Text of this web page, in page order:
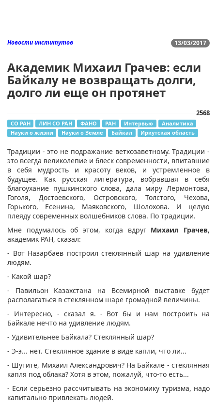
13/03/2017
Новости институтов
Академик Михаил Грачев: если
Байкалу не возвращать долги,
долго ли еще он протянет
2568
СО РАН ЛИН СО РАН ФАНО РАН Интервью
Аналитика
Науки о жизни
Науки о Земле Байкал Иркутская область
Традиции - это не подражание ветхозаветному. Традиции -
это всегда великолепие и блеск современности, впитавшие
в себя мудрость и красоту веков, и устремленное в
будущее. Как русская литература, вобравшая в себя
благоухание пушкинского слова, дала миру Лермонтова,
Гоголя, Достоевского, Островского, Толстого, Чехова,
Горького, Есенина, Маяковского, Шолохова. И целую
плеяду современных волшебников слова. По традиции.
Мне подумалось об этом, когда вдруг Михаил Грачев,
академик РАН, сказал:
- Вот Назарбаев построил стеклянный шар на удивление
людям.
- Какой шар?
- Павильон Казахстана на Всемирной выставке будет
располагаться в стеклянном шаре громадной величины.
- Интересно, - сказал я. - Вот бы и нам построить на
Байкале нечто на удивление людям.
- Удивительнее Байкала? Стеклянный шар?
- Э-э... нет. Стеклянное здание в виде капли, что ли...
- Шутите, Михаил Александрович? На Байкале - стеклянная
капля под облака? Хотя в этом, пожалуй, что-то есть...
- Если серьезно рассчитывать на экономику туризма, надо
капитально привлекать людей.